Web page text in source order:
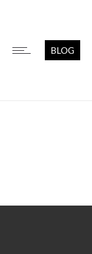
BLOG